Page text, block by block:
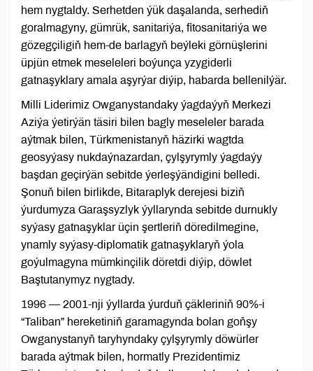
hem nygtaldy. Serhetden ýük daşalanda, serhediň
goralmagyny, gümrük, sanitariýa, fitosanitariýa we
gözegçiligiň hem-de barlagyň beýleki görnüşlerini
üpjün etmek meseleleri boýunça yzygiderli
gatnaşyklary amala aşyrýar diýip, habarda bellenilýär.
Milli Liderimiz Owganystandaky ýagdaýyň Merkezi
Aziýa ýetirýän täsiri bilen bagly meseleler barada
aýtmak bilen, Türkmenistanyň häzirki wagtda
geosyýasy nukdaýnazardan, çylşyrymly ýagdaýy
başdan geçirýän sebitde ýerleşýändigini belledi.
Şonuň bilen birlikde, Bitaraplyk derejesi biziň
ýurdumyza Garaşsyzlyk ýyllarynda sebitde durnukly
syýasy gatnaşyklar üçin şertleriň döredilmegine,
ynamly syýasy-diplomatik gatnaşyklaryň ýola
goýulmagyna mümkinçilik döretdi diýip, döwlet
Baştutanymyz nygtady.
1996 — 2001-nji ýyllarda ýurduň çäkleriniň 90%-i
“Taliban” hereketiniň garamagynda bolan goňşy
Owganystanyň taryhyndaky çylşyrymly döwürler
barada aýtmak bilen, hormatly Prezidentimiz